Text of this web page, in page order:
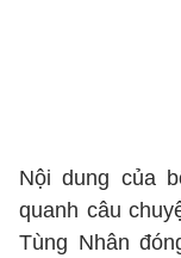
Nội dung của
quanh câu
Tùng Nhân